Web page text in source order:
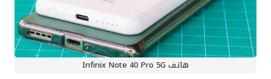
هاتف Infinix Note 40 Pro 5G